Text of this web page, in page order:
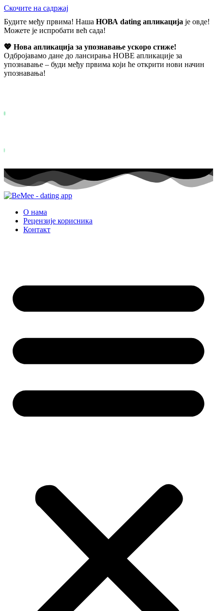
Скочите на садржај
Будите међу првима! Наша НОВА dating апликација је овде!
Можете је испробати већ сада!
💖 Нова апликација за упознавање ускоро стиже!
Одбројавамо дане до лансирања НОВЕ апликације за
упознавање – буди међу првима који ће открити нови начин
упознавања!
О нама
Рецензије корисника
Контакт